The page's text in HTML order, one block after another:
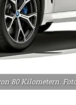
80 Kilometern.